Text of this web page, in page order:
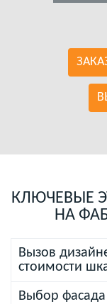
КЛЮЧЕВЫЕ
НА
Вызов
стоимости
Выбор